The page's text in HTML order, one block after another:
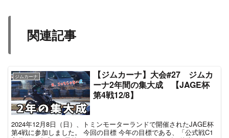
関連記事
ジムカーナ
【ジムカーナ】大会#27 ジムカ
ーナ2年間の集大成 【JAGE杯
第4戦12/8】
2024年12月8日（日）、トミンモーターランドで開催されたJAGE杯
第4戦に参加しました。 今回の目標 今年の目標である、「公式戦C1